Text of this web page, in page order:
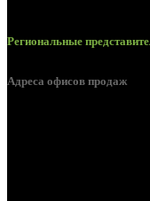
Региональные
Адреса офисов продаж